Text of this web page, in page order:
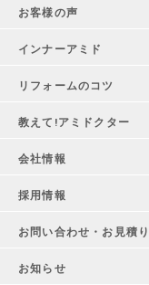
お客様の声
インナーアミド
リフォームのコツ
教えて!アミドクター
会社情報
採用情報
お問い合わせ・お見積り
お知らせ